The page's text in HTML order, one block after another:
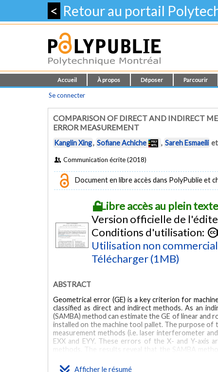
< Retour au portail
Accueil À propos Déposer Parcourir
Se connecter
COMPARISON OF DIRECT AND INDIRECT
ERROR MEASUREMENT
Kanglin Xing, Sofiane Achiche , Sareh Esmaeili
Communication écrite (2018)
Document en libre accès dans PolyPublie et
Libre accès au plein
Version officielle de
Conditions d'utilisation:
Utilisation non
Télécharger (1MB)
Afficher le résumé
ABSTRACT
Geometrical error (GE) is a key criterion for
classified as direct and indirect methods. As an
(SAMBA) method can estimate the GE of linear and
installed on the machine tool pallet. The purpose
measurement methods (i.e. laser interferometer
EXX and EYY. These errors of the X- and Y-axis
methods. The results reveal that the SAMBA